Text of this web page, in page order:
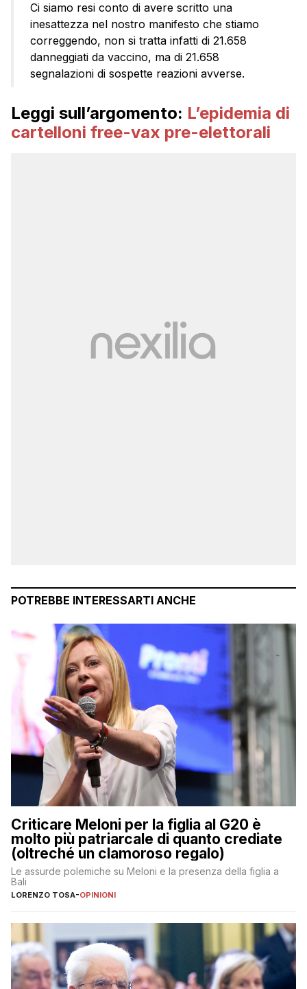
Ci siamo resi conto di avere scritto una
inesattezza nel nostro manifesto che stiamo
correggendo, non si tratta infatti di 21.658
danneggiati da vaccino, ma di 21.658
segnalazioni di sospette reazioni avverse.
Leggi sull’argomento: L’epidemia di
cartelloni free-vax pre-elettorali
POTREBBE INTERESSARTI ANCHE
Criticare Meloni per la figlia al G20 è
molto più patriarcale di quanto crediate
(oltreché un clamoroso regalo)
Le assurde polemiche su Meloni e la presenza della figlia a
Bali
LORENZO TOSA-OPINIONI